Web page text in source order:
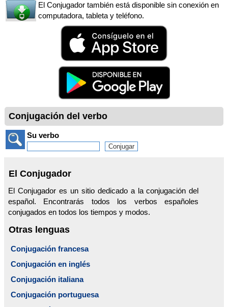
El Conjugador también está disponible sin conexión en
computadora, tableta y teléfono.
Conjugación del verbo
Su verbo
El Conjugador
El Conjugador es un sitio dedicado a la conjugación del
español. Encontrarás todos los verbos españoles
conjugados en todos los tiempos y modos.
Otras lenguas
Conjugación francesa
Conjugación en inglés
Conjugación italiana
Conjugación portuguesa